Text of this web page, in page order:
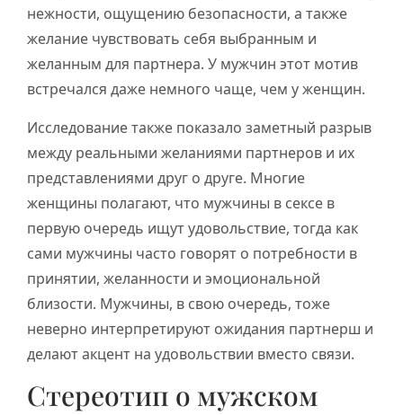
нежности, ощущению безопасности, а также
желание чувствовать себя выбранным и
желанным для партнера. У мужчин этот мотив
встречался даже немного чаще, чем у женщин.
Исследование также показало заметный разрыв
между реальными желаниями партнеров и их
представлениями друг о друге. Многие
женщины полагают, что мужчины в сексе в
первую очередь ищут удовольствие, тогда как
сами мужчины часто говорят о потребности в
принятии, желанности и эмоциональной
близости. Мужчины, в свою очередь, тоже
неверно интерпретируют ожидания партнерш и
делают акцент на удовольствии вместо связи.
Стереотип о мужском